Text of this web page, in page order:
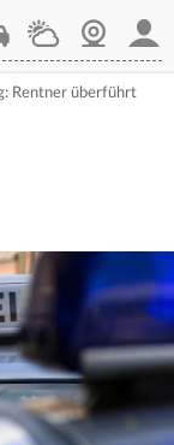
WetterWebcam
Rentner überführt